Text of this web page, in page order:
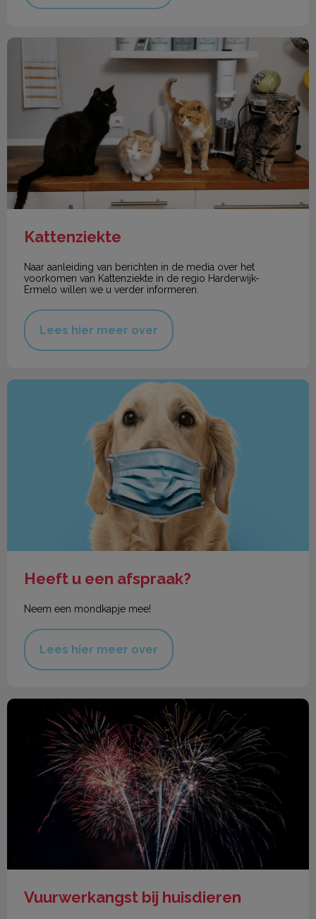
Kattenziekte
Kattenziekte
Naar aanleiding van berichten in de media over het
voorkomen van Kattenziekte in de regio Harderwijk-
Ermelo willen we u verder informeren.
Lees hier meer over
Heeft u een afspraak?
Heeft u een afspraak?
Neem een mondkapje mee!
Lees hier meer over
Vuurwerkangst bij huisdieren
Vuurwerkangst bij huisdieren